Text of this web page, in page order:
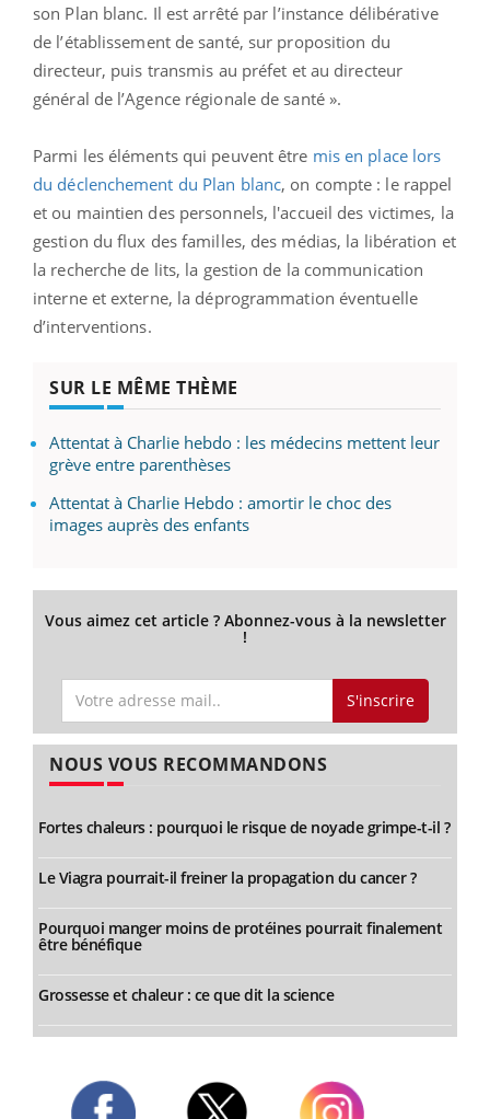
son Plan blanc. Il est arrêté par l’instance délibérative
de l’établissement de santé, sur proposition du
directeur, puis transmis au préfet et au directeur
général de l’Agence régionale de santé ».
Parmi les éléments qui peuvent être mis en place lors
du déclenchement du Plan blanc, on compte : le rappel
et ou maintien des personnels, l'accueil des victimes, la
gestion du flux des familles, des médias, la libération et
la recherche de lits, la gestion de la communication
interne et externe, la déprogrammation éventuelle
d’interventions.
SUR LE MÊME THÈME
Attentat à Charlie hebdo : les médecins mettent leur
grève entre parenthèses
Attentat à Charlie Hebdo : amortir le choc des
images auprès des enfants
Vous aimez cet article ? Abonnez-vous à la newsletter
!
S'inscrire
NOUS VOUS RECOMMANDONS
Fortes chaleurs : pourquoi le risque de noyade grimpe-t-il ?
Le Viagra pourrait-il freiner la propagation du cancer ?
Pourquoi manger moins de protéines pourrait finalement
être bénéfique
Grossesse et chaleur : ce que dit la science